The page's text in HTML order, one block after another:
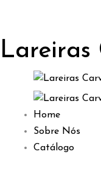
Lareiras
Home
Sobre Nós
Catálogo